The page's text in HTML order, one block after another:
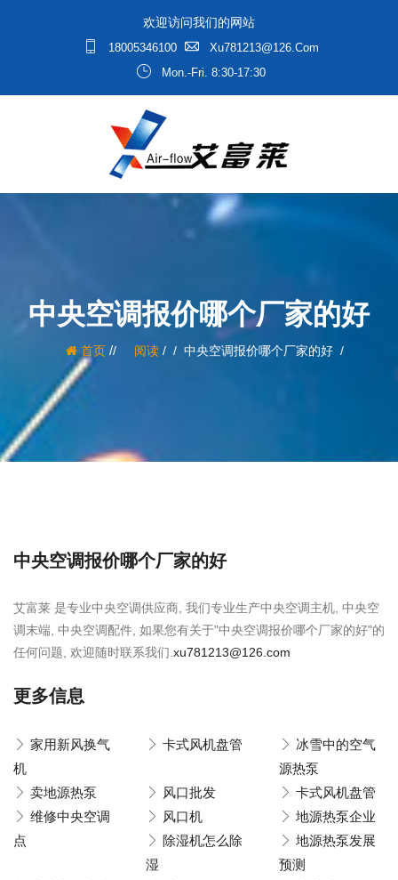
欢迎访问我们的网站
18005346100
Xu781213@126.com
Mon.-Fri. 8:30-17:30
中央空调报价哪个厂家的好
首页/ 阅读/ 中央空调报价哪个厂家的好
中央空调报价哪个厂家的好
艾富莱 是专业中央空调供应商, 我们专业生产中央空调主机, 中央空
调末端, 中央空调配件, 如果您有关于"中央空调报价哪个厂家的好"的
任何问题, 欢迎随时联系我们. xu781213@126.com
更多信息
家用新风换气
机
卡式风机盘管
冰雪中的空气
源热泵
卖地源热泵
风口批发
卡式风机盘管
维修中央空调
点
风口机
地源热泵企业
除湿机怎么除
湿
地源热泵发展
预测